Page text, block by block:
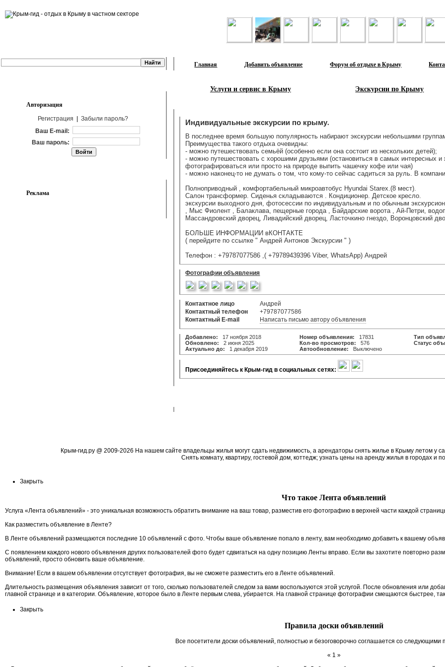
Главная Добавить объявление Форум об отдыхе в Крыму
Услуги и сервис в Крыму Экскурсии по Крыму
Индивидуальные экскурсии по крыму.
В последнее время большую популярность набирают экскурсии небольшими
Преимущества такого отдыха очевидны:
- можно путешествовать семьёй (особенно если она состоит из нескольких детей);
- можно путешествовать с хорошими друзьями (остановиться в самых интересных
фотографироваться или просто на природе выпить чашечку кофе или чая)
- можно наконец-то не думать о том, что кому-то сейчас садиться за руль. В
Полноприводный , комфортабельный микроавтобус Hyundai Starex.(8 мест).
Салон трансформер. Сиденья складываются . Кондиционер. Детское кресло.
экскурсии выходного дня, фотосессии по индивидуальным и по обычным
, Мыс Фиолент , Балаклава, пещерные города , Байдарские ворота , Ай-Петри,
Массандровский дворец, Ливадийский дворец, Ласточкино гнездо, Воронцовский
БОЛЬШЕ ИНФОРМАЦИИ вКОНТАКТЕ
( перейдите по ссылке " Андрей Антонов Экскурсии " )
Телефон : +79787077586 ,( +79789439396 Viber, WhatsApp) Андрей
Фотографии объявления
Контактное лицо
Андрей
Контактный телефон
+79787077586
Контактный E-mail
Написать письмо автору объявления
Добавлено: 17 ноября 2018 Номер объявления: 17831 Тип
Обновлено:
2 июня 2025 Кол-во просмотров: 576 Статус
Актуально до:
1 декабря 2019 Автообновление: Выключено
Присоединяйтесь к Крым-гид в социальных сетях:
Авторизация
Регистрация
Забыли пароль?
Ваш E-mail:
Ваш пароль:
Реклама
Крым-гид.ру @ 2009-2026 На нашем сайте владельцы жилья могут сдать недвижимость, а арендаторы снять жилье в Крыму летом у
Cнять комнату, квартиру, гостевой дом, коттедж; узнать цены на аренду жилья в городах и
Закрыть
Что такое Лента объявлений
Услуга «Лента объявлений» - это уникальная возможность обратить внимание на ваш товар, разместив его фотографию в верхней части каждой
Как разместить объявление в Ленте?
В Ленте объявлений размещаются последние 10 объявлений с фото. Чтобы ваше объявление попало в ленту, вам необходимо добавить к вашему
С появлением каждого нового объявления других пользователей фото будет сдвигаться на одну позицию Ленты вправо. Если вы захотите повторно
объявлений, просто обновить ваше объявление.
Внимание! Если в вашем объявлении отсутствует фотография, вы не сможете разместить его в Ленте объявлений.
Длительность размещения объявления зависит от того, сколько пользователей следом за вами воспользуются этой услугой. После обновления или
главной странице и в категории. Объявление, которое было в Ленте первым слева, убирается. На главной странице фотографии смещаются быстрее,
Закрыть
Правила доски объявлений
Все посетители доски объявлений, полностью и безоговорочно соглашается со следующими
« 1 »